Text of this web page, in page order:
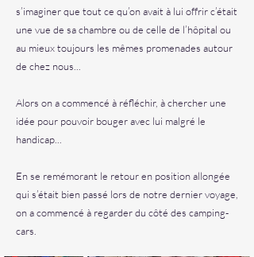
s’imaginer que tout ce qu’on avait à lui offrir c’était
une vue de sa chambre ou de celle de l’hôpital ou
au mieux toujours les mêmes promenades autour
de chez nous...
Alors on a commencé à réfléchir, à chercher une
idée pour pouvoir bouger avec lui malgré le
handicap...
En se remémorant le retour en position allongée
qui s’était bien passé lors de notre dernier voyage,
on a commencé à regarder du côté des camping-
cars.